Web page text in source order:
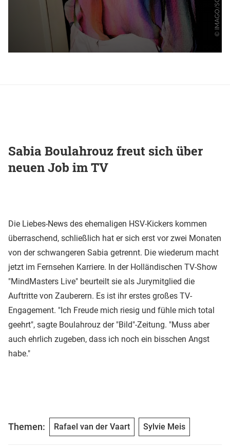
Sabia Boulahrouz freut sich über
neuen Job im TV
Die Liebes-News des ehemaligen HSV-Kickers kommen
überraschend, schließlich hat er sich erst vor zwei Monaten
von der schwangeren Sabia getrennt. Die wiederum macht
jetzt im Fernsehen Karriere. In der Holländischen TV-Show
"MindMasters Live" beurteilt sie als Jurymitglied die
Auftritte von Zauberern. Es ist ihr erstes großes TV-
Engagement. "Ich Freude mich riesig und fühle mich total
geehrt", sagte Boulahrouz der "Bild"-Zeitung. "Muss aber
auch ehrlich zugeben, dass ich noch ein bisschen Angst
habe."
Themen: Rafael van der Vaart Sylvie Meis